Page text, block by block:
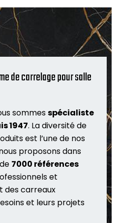
de carrelage pour salle
sommesspécialiste
1947. La diversité de
est l’une de nos
proposons dans
7000 références
et
des carreaux
et leurs projets